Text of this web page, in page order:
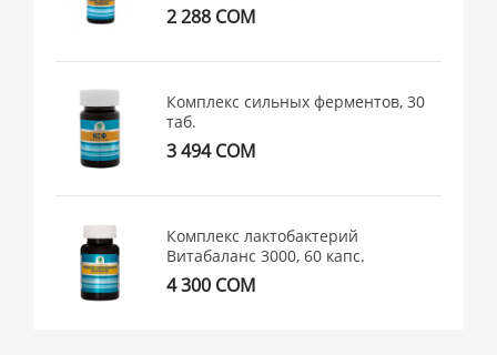
2 288 СОМ
Комплекс сильных ферментов, 30
таб.
3 494 СОМ
Комплекс лактобактерий
Витабаланс 3000, 60 капс.
4 300 СОМ